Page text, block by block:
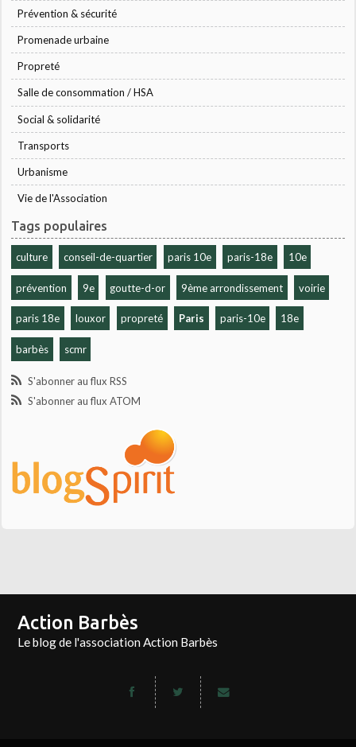
Prévention & sécurité
Promenade urbaine
Propreté
Salle de consommation / HSA
Social & solidarité
Transports
Urbanisme
Vie de l'Association
Tags populaires
culture conseil-de-quartier paris 10e paris-18e 10e
prévention 9e goutte-d-or 9ème arrondissement voirie
paris 18e louxor propreté Paris paris-10e 18e
barbès scmr
S'abonner au flux RSS
S'abonner au flux ATOM
Action Barbès
Le blog de l'association Action Barbès